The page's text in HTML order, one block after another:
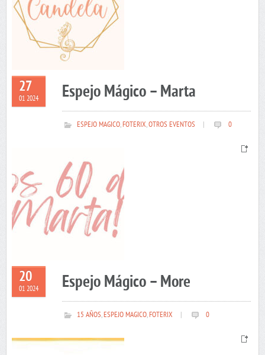
27
01 2024 Espejo Mágico – Marta
ESPEJO MAGICO,FOTERIX,OTROS EVENTOS 0
20
01 2024 Espejo Mágico – More
15 AÑOS,ESPEJO MAGICO,FOTERIX 0